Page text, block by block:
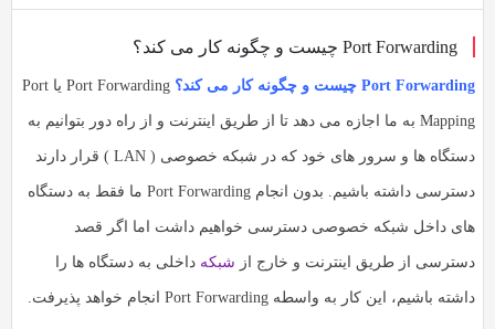
به
اشتراک
کپی
لینک
اشتراک
بگذارید.
کپی
Port Forwarding چیست و چگونه کار می کند؟
Port Forwarding چیست و چگونه کار می کند؟ Port Forwarding یا Port
Mapping به ما اجازه می دهد تا از طریق اینترنت و از راه دور بتوانیم به
دستگاه ها و سرور های خود که در شبکه خصوصی ( LAN ) قرار دارند
دسترسی داشته باشیم. بدون انجام Port Forwarding ما فقط به دستگاه
های داخل شبکه خصوصی دسترسی خواهیم داشت اما اگر قصد
دسترسی از طریق اینترنت و خارج از شبکهداخلی به دستگاه ها را
داشته باشیم، این کار به واسطه Port Forwarding انجام خواهد پذیرفت.